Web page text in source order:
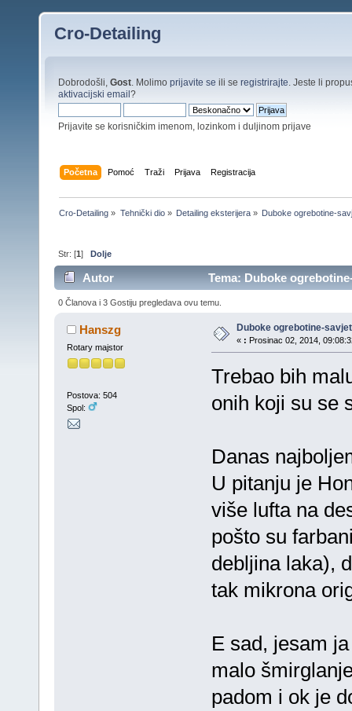
Cro-Detailing
Dobrodošli, Gost . Molimo prijavite se ili se registrirajte . Jeste li
aktivacijski email?
Prijavite se korisničkim imenom, lozinkom i duljinom prijave
Početna Pomoć Traži Prijava Registracija
Cro-Detailing » Tehnički dio» Detailing eksterijera» Duboke ogrebotine-
Str: [1]Dolje
Autor Tema: Duboke
0 Članova i 3 Gostiju pregledava ovu temu.
Hanszg
Rotary majstor
Postova: 504
Spol:
Duboke ogrebotine-savjet
« : Prosinac 02, 2014,
Trebao bih
onih koji su se
Danas
U pitanju je
više lufta na
pošto su
debljina laka),
tak mikrona
E sad, jesam
malo
padom i ok je